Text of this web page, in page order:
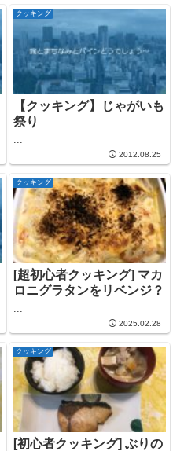
クッキング
【クッキング】じゃがいも
祭り
...
2012.08.25
クッキング
[超初心者クッキング] マカ
ロニグラタンをリベンジ？
...
2025.02.28
クッキング
[初心者クッキング] ぶりの